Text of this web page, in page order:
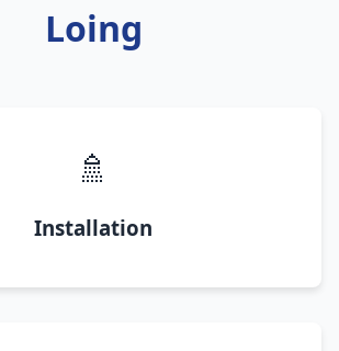
Loing
🚿
Installation